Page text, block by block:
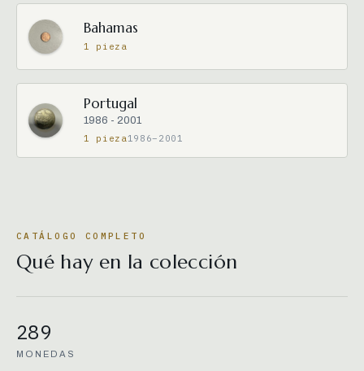
Bahamas
1 pieza
Portugal
1986 - 2001
1 pieza1986–2001
CATÁLOGO COMPLETO
Qué hay en la colección
MONEDAS
289